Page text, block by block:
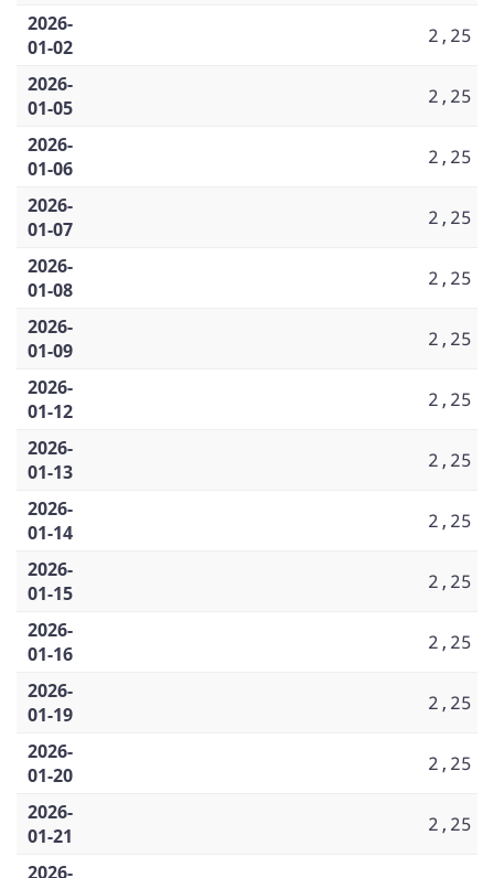
2026-
01-02
2,25
2026-
01-05
2,25
2026-
01-06
2,25
2026-
01-07
2,25
2026-
01-08
2,25
2026-
01-09
2,25
2026-
01-12
2,25
2026-
01-13
2,25
2026-
01-14
2,25
2026-
01-15
2,25
2026-
01-16
2,25
2026-
01-19
2,25
2026-
01-20
2,25
2026-
01-21
2,25
2026-